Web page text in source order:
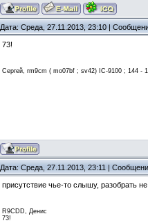
Дата: Среда, 27.11.2013, 23:10 |
73!
Сергей, rm9cm ( mo07bf ; sv42) IC-9100 ; 144 -
Дата: Среда, 27.11.2013, 23:11 |
присутствие чье-то слышу, разобрать
R9CDD, Денис
73!